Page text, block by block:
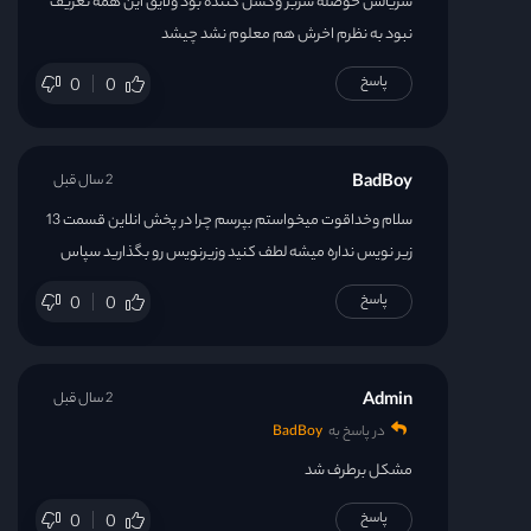
قسمت 26
نبود به نظرم اخرش هم معلوم نشد چیشد
0 0 پاسخ
BadBoy
سلام وخداقوت میخواستم بپرسم چرا در پخش انلاین قسمت 13
زیر نویس نداره میشه لطف کنید وزیرنویس رو بگذارید سپاس
0 0
2 سال قبل
پاسخ
Admin
در پاسخ به BadBoy
مشکل برطرف شد
0 0
2 سال قبل
پاسخ